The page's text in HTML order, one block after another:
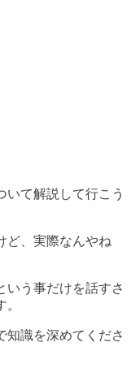
いて解説して行こう
ど、実際なんやね
いう事だけを話すさ
知識を深めてくださ